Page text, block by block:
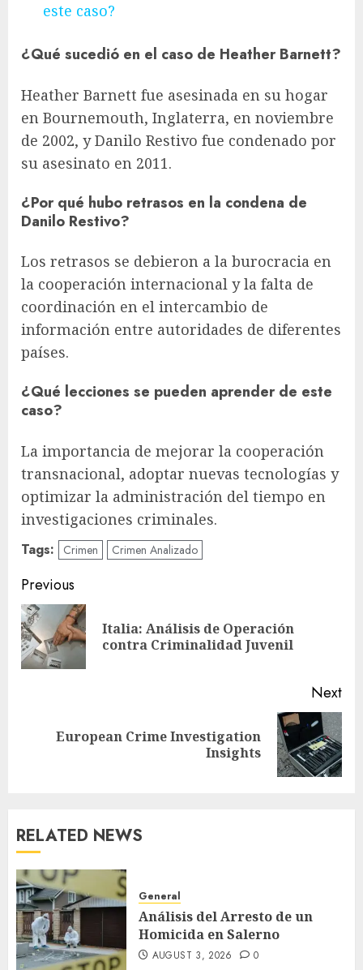
este caso?
¿Qué sucedió en el caso de Heather Barnett?
Heather Barnett fue asesinada en su hogar
en Bournemouth, Inglaterra, en noviembre
de 2002, y Danilo Restivo fue condenado por
su asesinato en 2011.
¿Por qué hubo retrasos en la condena de
Danilo Restivo?
Los retrasos se debieron a la burocracia en
la cooperación internacional y la falta de
coordinación en el intercambio de
información entre autoridades de diferentes
países.
¿Qué lecciones se pueden aprender de este
caso?
La importancia de mejorar la cooperación
transnacional, adoptar nuevas tecnologías y
optimizar la administración del tiempo en
investigaciones criminales.
Tags: Crimen Crimen Analizado
Post
navigation
Previous
Italia: Análisis de Operación
contra Criminalidad Juvenil
Next
European Crime Investigation
Insights
RELATED NEWS
General
Análisis del Arresto de un
Homicida en Salerno
AUGUST 3, 2026 0